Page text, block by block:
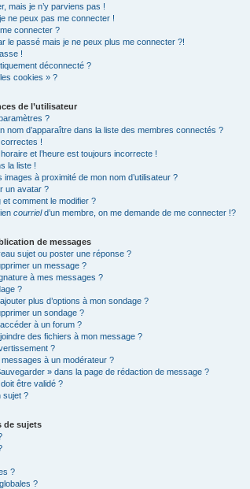
mais je n’y parviens pas !
ne peux pas me connecter !
connecter ?
le passé mais je ne peux plus me connecter ?!
!
déconnecté ?
cookies » ?
de l’utilisateur
?
nom d’apparaître dans la liste des membres connectés ?
!
et l’heure est toujours incorrecte !
la liste !
à proximité de mon nom d’utilisateur ?
un avatar ?
et comment le modifier ?
courrield’un membre, on me demande de me connecter !?
de messages
sujet ou poster une réponse ?
un message ?
à mes messages ?
?
plus d’options à mon sondage ?
un sondage ?
à un forum ?
des fichiers à mon message ?
?
à un modérateur ?
» dans la page de rédaction de message ?
être validé ?
sujet ?
de sujets
?
?